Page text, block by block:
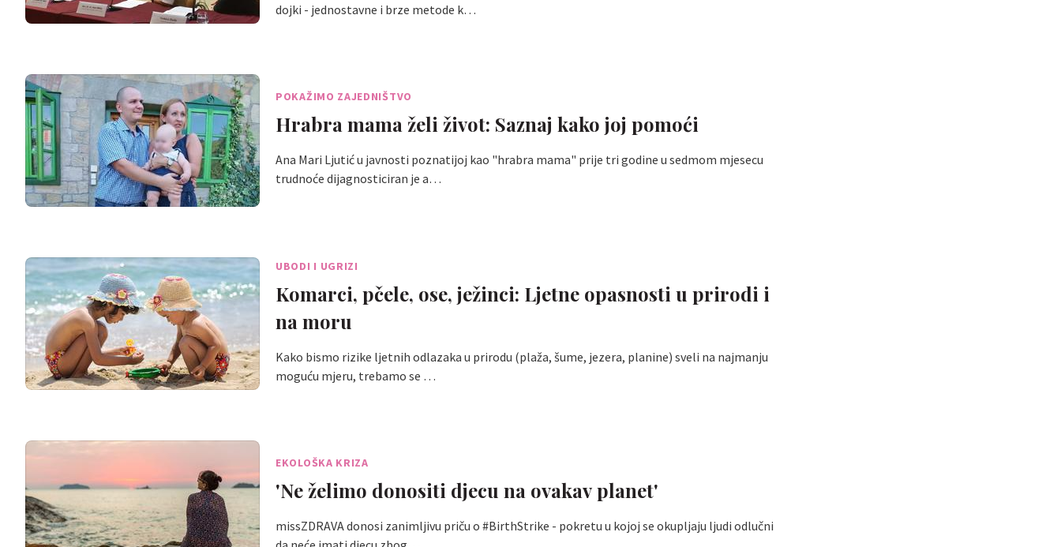
dojki - jednostavne i brze metode k…
POKAŽIMO ZAJEDNIŠTVO
Hrabra mama želi život: Saznaj kako joj pomoći
Ana Mari Ljutić u javnosti poznatijoj kao "hrabra mama" prije tri godine u sedmom mjesecu
trudnoće dijagnosticiran je a…
UBODI I UGRIZI
Komarci, pčele, ose, ježinci: Ljetne opasnosti u prirodi i
na moru
Kako bismo rizike ljetnih odlazaka u prirodu (plaža, šume, jezera, planine) sveli na najmanju
moguću mjeru, trebamo se …
EKOLOŠKA KRIZA
'Ne želimo donositi djecu na ovakav planet'
missZDRAVA donosi zanimljivu priču o #BirthStrike - pokretu u kojoj se okupljaju ljudi odlučni